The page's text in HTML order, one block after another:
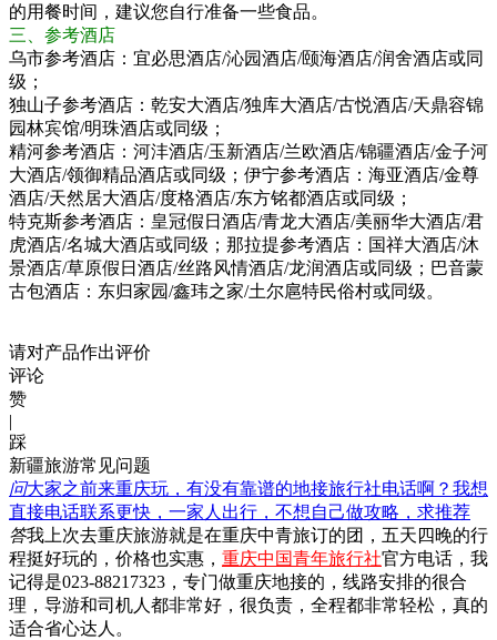
的用餐时间，建议您自行准备一些食品。
三、参考酒店
乌市参考酒店：宜必思酒店/沁园酒店/颐海酒店/润舍酒店或同
级；
独山子参考酒店：乾安大酒店/独库大酒店/古悦酒店/天鼎容锦
园林宾馆/明珠酒店或同级；
精河参考酒店：河沣酒店/玉新酒店/兰欧酒店/锦疆酒店/金子河
大酒店/领御精品酒店或同级；伊宁参考酒店：海亚酒店/金尊
酒店/天然居大酒店/度格酒店/东方铭都酒店或同级；
特克斯参考酒店：皇冠假日酒店/青龙大酒店/美丽华大酒店/君
虎酒店/名城大酒店或同级；那拉提参考酒店：国祥大酒店/沐
景酒店/草原假日酒店/丝路风情酒店/龙润酒店或同级；巴音蒙
古包酒店：东归家园/鑫玮之家/土尔扈特民俗村或同级。
请对产品作出评价
评论
赞
|
踩
新疆旅游常见问题
问大家之前来重庆玩，有没有靠谱的地接旅行社电话啊？我想
直接电话联系更快，一家人出行，不想自己做攻略，求推荐
答我上次去重庆旅游就是在重庆中青旅订的团，五天四晚的行
程挺好玩的，价格也实惠， 重庆中国青年旅行社官方电话，我
记得是023-88217323，专门做重庆地接的，线路安排的很合
理，导游和司机人都非常好，很负责，全程都非常轻松，真的
适合省心达人。